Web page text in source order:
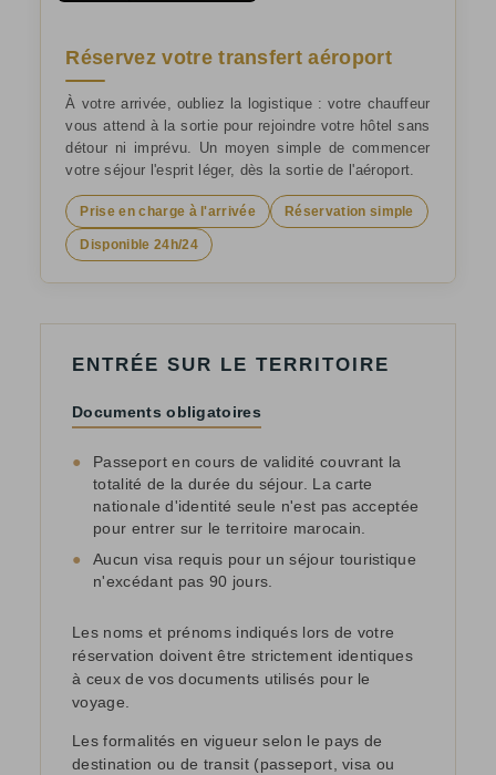
Réservez votre transfert aéroport
À votre arrivée, oubliez la logistique : votre chauffeur
vous attend à la sortie pour rejoindre votre hôtel sans
détour ni imprévu. Un moyen simple de commencer
votre séjour l'esprit léger, dès la sortie de l'aéroport.
Prise en charge à l'arrivée Réservation simple
Disponible 24h/24
ENTRÉE SUR LE TERRITOIRE
Documents obligatoires
●
Passeport en cours de validité couvrant la
totalité de la durée du séjour. La carte
nationale d'identité seule n'est pas acceptée
pour entrer sur le territoire marocain.
●
Aucun visa requis pour un séjour touristique
n'excédant pas 90 jours.
Les noms et prénoms indiqués lors de votre
réservation doivent être strictement identiques
à ceux de vos documents utilisés pour le
voyage.
Les formalités en vigueur selon le pays de
destination ou de transit (passeport, visa ou